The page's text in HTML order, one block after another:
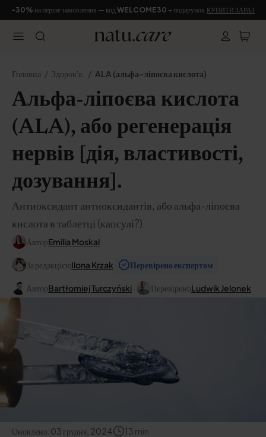
-30% на перше замовлення — код WELCOME30 + подарунок КУПИТИ ЗАРАЗ
Головна Здоров'я. ALA (альфа-ліпоєва кислота)
Альфа-ліпоєва кислота
(ALA), або регенерація
нервів [дія, властивості,
дозування].
Антиоксидант антиоксидантів, або альфа-ліпоєва
кислота в таблетці (капсулі?).
АвторEmilia Moskal
За редакцієюIlona Krzak Перевірено експертом
АвторBartłomiej Turczyński ПеревіреноLudwik Jelonek
Оновлено:03 грудня, 2024 13 min